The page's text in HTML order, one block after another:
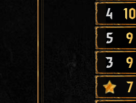
4 10
5 9
3 9
7